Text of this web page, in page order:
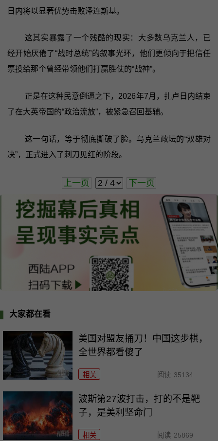
日内将以显著优势击败泽连斯基。
这其实暴露了一个残酷的现实：大多数乌克兰人，已
经开始厌倦了“战时总统”的叙事光环，他们更倾向于把信任
票投给那个曾经带领他们打赢胜仗的“战神”。
正是在这种民意倒逼之下，2026年7月，扎卢日内结束
了在大英帝国的“政治流放”，被紧急召回基辅。
这一句话，等于彻底撕破了脸。乌克兰政坛的“双雄对
决”，正式进入了刺刀见红的阶段。
上一页 下一页
大家都在看
美国对盟友捅刀！中国这步棋，
全世界都看傻了
相关 阅读 35134
波斯第27波打击，打的不是靶
子，是美利坚命门
相关 阅读 25869